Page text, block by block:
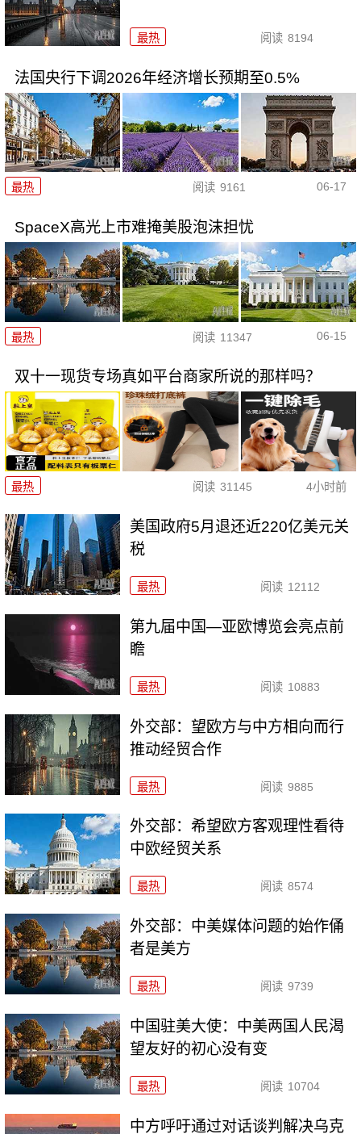
最热 阅读 8194
法国央行下调2026年经济增长预期至0.5%
最热 阅读 9161 06-17
SpaceX高光上市难掩美股泡沫担忧
最热 阅读 11347 06-15
双十一现货专场真如平台商家所说的那样吗？
最热 阅读 31145 4小时前
美国政府5月退还近220亿美元关
税
最热 阅读 12112
第九届中国—亚欧博览会亮点前
瞻
最热 阅读 10883
外交部：望欧方与中方相向而行
推动经贸合作
最热 阅读 9885
外交部：希望欧方客观理性看待
中欧经贸关系
最热 阅读 8574
外交部：中美媒体问题的始作俑
者是美方
最热 阅读 9739
中国驻美大使：中美两国人民渴
望友好的初心没有变
最热 阅读 10704
中方呼吁通过对话谈判解决乌克